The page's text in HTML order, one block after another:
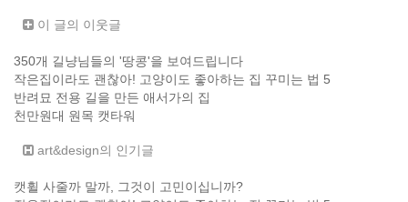
이 글의 이웃글
350개 길냥님들의 '땅콩'을 보여드립니다
작은집이라도 괜찮아! 고양이도 좋아하는 집 꾸미는 법 5
반려묘 전용 길을 만든 애서가의 집
천만원대 원목 캣타워
art&design의 인기글
캣휠 사줄까 말까, 그것이 고민이십니까?